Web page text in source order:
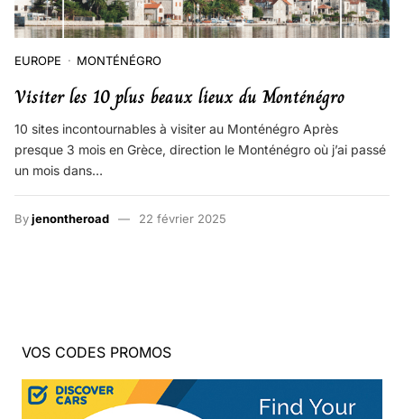
EUROPE MONTÉNÉGRO
Visiter les 10 plus beaux lieux du Monténégro
10 sites incontournables à visiter au Monténégro Après
presque 3 mois en Grèce, direction le Monténégro où j’ai passé
un mois dans…
Byjenontheroad 22 février 2025
VOS CODES PROMOS